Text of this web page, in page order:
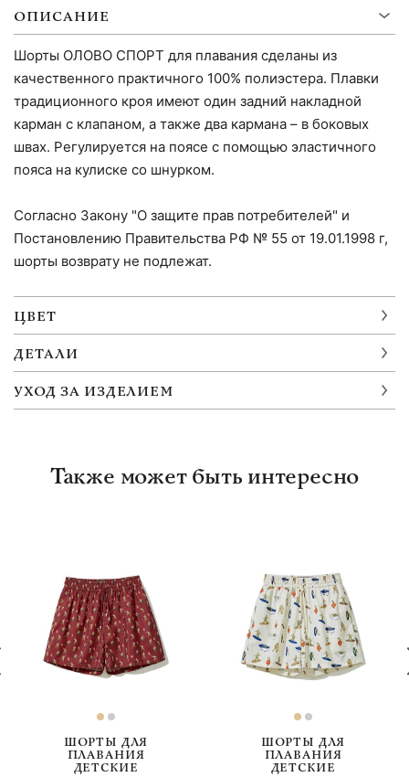
ОПИСАНИЕ
Шорты ОЛОВО СПОРТ для плавания сделаны из
качественного практичного 100% полиэстера. Плавки
традиционного кроя имеют один задний накладной
карман с клапаном, а также два кармана – в боковых
швах. Регулируется на поясе с помощью эластичного
пояса на кулиске со шнурком.
Согласно Закону "О защите прав потребителей" и
Постановлению Правительства РФ № 55 от 19.01.1998 г,
шорты возврату не подлежат.
ЦВЕТ
ДЕТАЛИ
УХОД ЗА ИЗДЕЛИЕМ
Также может быть интересно
ШОРТЫ ДЛЯ
ПЛАВАНИЯ
ДЕТСКИЕ
ШОРТЫ ДЛЯ
ПЛАВАНИЯ
ДЕТСКИЕ